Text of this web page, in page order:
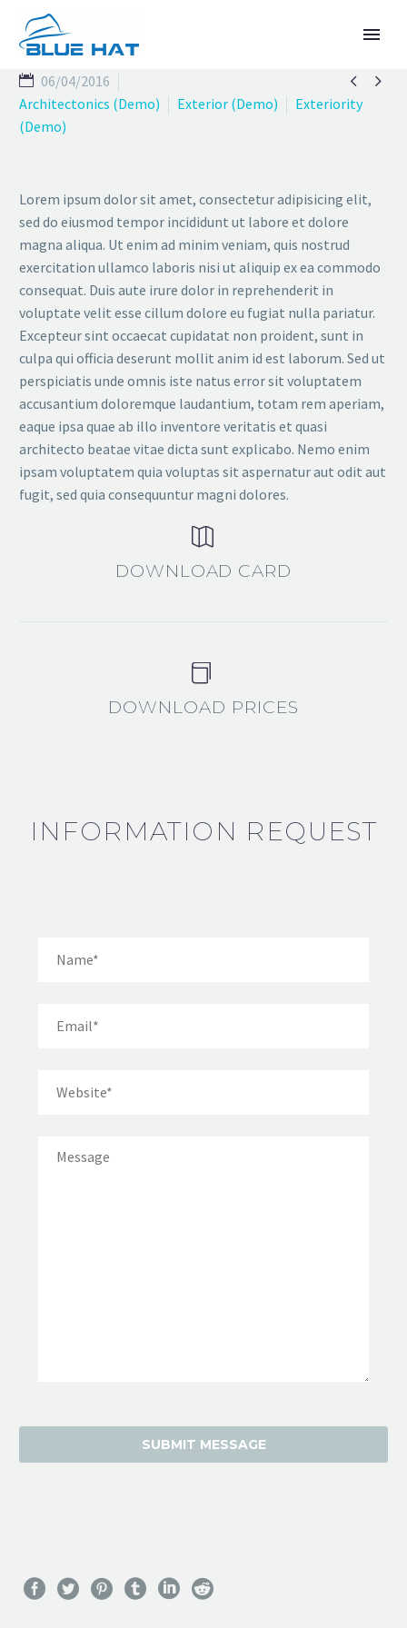
ENGLISH
 
06/04/2016
Architectonics (Demo)
Exterior (Demo)
Exteriority
(Demo)
Lorem ipsum dolor sit amet, consectetur adipisicing elit,
sed do eiusmod tempor incididunt ut labore et dolore
magna aliqua. Ut enim ad minim veniam, quis nostrud
exercitation ullamco laboris nisi ut aliquip ex ea commodo
consequat. Duis aute irure dolor in reprehenderit in
voluptate velit esse cillum dolore eu fugiat nulla pariatur.
Excepteur sint occaecat cupidatat non proident, sunt in
culpa qui officia deserunt mollit anim id est laborum. Sed ut
perspiciatis unde omnis iste natus error sit voluptatem
accusantium doloremque laudantium, totam rem aperiam,
eaque ipsa quae ab illo inventore veritatis et quasi
architecto beatae vitae dicta sunt explicabo. Nemo enim
ipsam voluptatem quia voluptas sit aspernatur aut odit aut
fugit, sed quia consequuntur magni dolores.


DOWNLOAD CARD


DOWNLOAD PRICES
INFORMATION REQUEST